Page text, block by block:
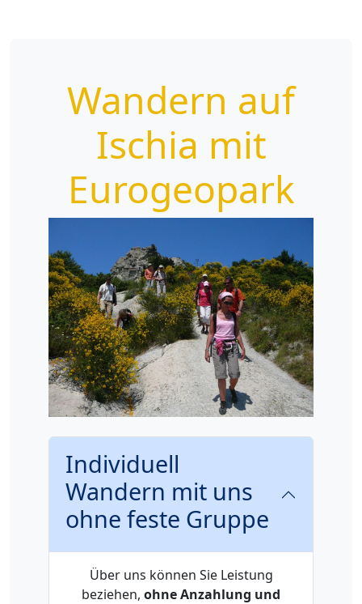
Wandern auf
Ischia mit
Eurogeopark
Individuell
Wandern mit uns
ohne feste Gruppe
Über uns können Sie Leistung
beziehen, ohne Anzahlung und